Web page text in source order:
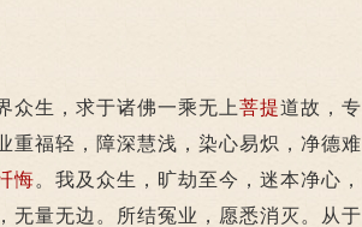
众生，求于诸佛一乘无上菩提道故，专
重福轻，障深慧浅，染心易炽，净德难
悔。我及众生，旷劫至今，迷本净心，
无量无边。所结冤业，愿悉消灭。从于